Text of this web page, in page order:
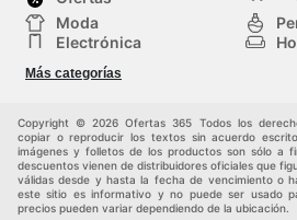
Moda
Electrónica
Deporte
Juguetes y bebés
Más categorías
Copyright © 2026 Ofertas 365 Todos los
copiar o reproducir los textos sin acuerdo
imágenes y folletos de los productos son sólo a
descuentos vienen de distribuidores oficiales que
válidas desde y hasta la fecha de vencimiento o
este sitio es informativo y no puede ser usado
precios pueden variar dependiendo de la ubicación.